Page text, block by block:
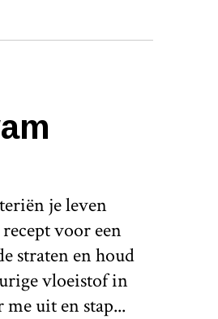
je leven
voor een
straten en houd
vloeistof in
uit en stap...